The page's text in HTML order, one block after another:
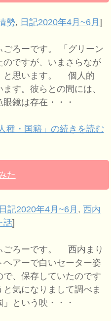
勢, 日記2020年4月~6月]
ろーです。 「グリーン
ですが、いまさらなが
と思います。 個人的
す。彼らとの間には、
鏡は存在・・・
人種・国籍」の続きを読む
た
日記2020年4月~6月 ,西内
話]
ごろーです。 西内まり
アーで白いセーター姿
、保存していたのです
気になりまして調べま
という映・・・